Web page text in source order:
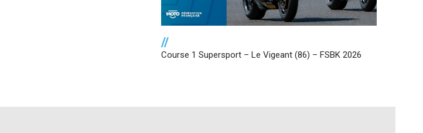
//
Course 1 Supersport – Le Vigeant (86) – FSBK 2026